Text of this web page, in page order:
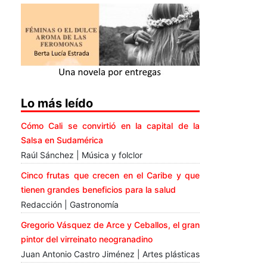
Lo más leído
Cómo Cali se convirtió en la capital de la
Salsa en Sudamérica
Raúl Sánchez | Música y folclor
Cinco frutas que crecen en el Caribe y que
tienen grandes beneficios para la salud
Redacción | Gastronomía
Gregorio Vásquez de Arce y Ceballos, el gran
pintor del virreinato neogranadino
Juan Antonio Castro Jiménez | Artes plásticas